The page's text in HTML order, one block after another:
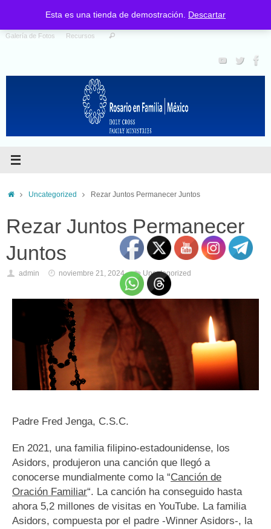
Esta es una tienda de demostración. Descartar
Santo Rosario Programas Catalogo de Materiales
Galería de Fotos Recursos
Uncategorized Rezar Juntos Permanecer Juntos
Rezar Juntos Permanecer
Juntos
admin noviembre 21, 2024 Uncategorized
Padre Fred Jenga, C.S.C.
En 2021, una familia filipino-estadounidense, los
Asidors, produjeron una canción que llegó a
conocerse mundialmente como la “Canción de
Oración Familiar“. La canción ha conseguido hasta
ahora 5,2 millones de visitas en YouTube. La familia
Asidors, compuesta por el padre -Winner Asidors-, la